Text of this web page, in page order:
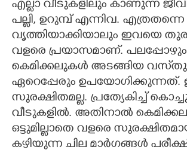
CARTOONS
LITERATURE
ZOOM
CONTACT US
എല്ലാ വീടുകളിലും കാണുന്ന
പല്ലി, ഉറുമ്പ് എന്നിവ. എത്രതന്നെ
വൃത്തിയാക്കിയാലും ഇവയെ
വളരെ പ്രയാസമാണ്. പലപ്പോഴും
കെമിക്കലുകൾ അടങ്ങിയ
ഏറെപ്പേരും ഉപയോഗിക്കുന്നത്.
സുരക്ഷിതമല്ല. പ്രത്യേകിച്ച്
വീടുകളിൽ. അതിനാൽ
ഒട്ടുമില്ലാതെ വളരെ
കഴിയുന്ന ചില മാർഗങ്ങൾ